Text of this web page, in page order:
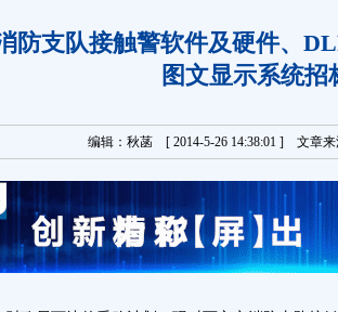
防支队接触警软件及硬件、
图文显示系统招
编辑：秋菡 [ 2014-5-26 14:38:01 ] 文章来